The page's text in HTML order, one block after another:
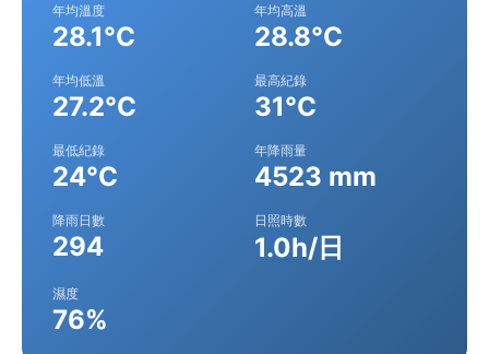
年均溫度
28.1°C
年均高溫
28.8°C
年均低溫
27.2°C
最高紀錄
31°C
最低紀錄
24°C
年降雨量
4523 mm
降雨日數
294
日照時數
1.0h/日
濕度
76%